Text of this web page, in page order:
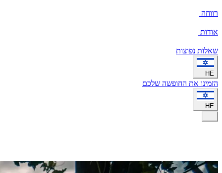
רווחה
אודות
שאלות נפוצות
HE
הזמינו את החופשה שלכם
HE